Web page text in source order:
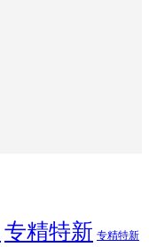
专精特新 专精特新